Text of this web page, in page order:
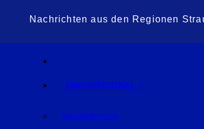
Nachrichten aus den Regionen
ÜBERREGIONAL
NIEDERBAYERN